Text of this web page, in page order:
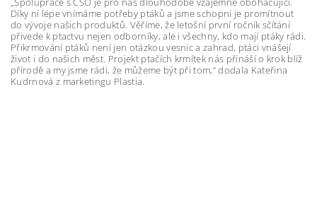
Díky ní lépe vnímáme potřeby ptáků a jsme schopni je promítnout
do vývoje našich produktů. Věříme, že letošní první ročník sčítání
přivede k ptactvu nejen odborníky, ale i všechny, kdo mají ptáky rádi.
Přikrmování ptáků není jen otázkou vesnic a zahrad, ptáci vnášejí
život i do našich měst. Projekt ptačích krmítek nás přináší o krok blíž
přírodě a my jsme rádi, že můžeme být při tom,“ dodala Kateřina
Kudrnová z marketingu Plastia.